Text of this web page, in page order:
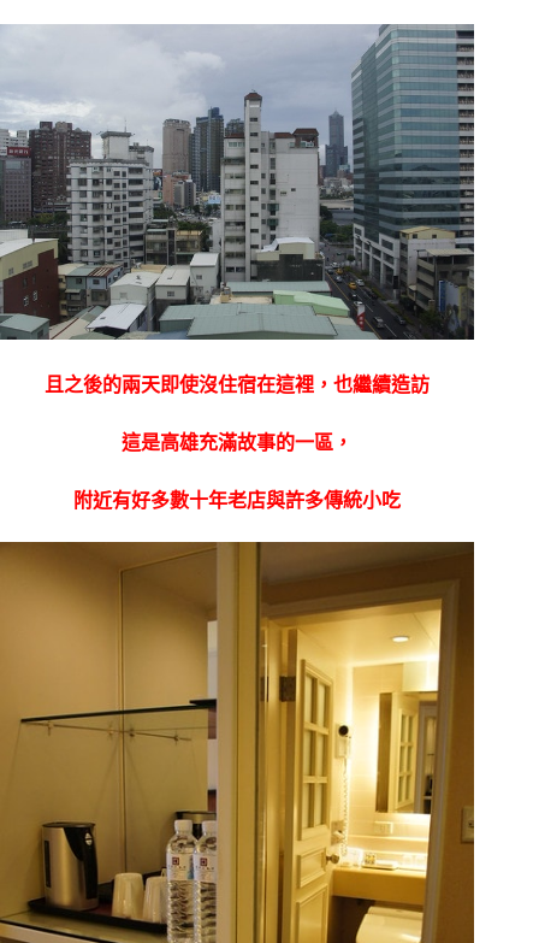
且之後的兩天即使沒住宿在這裡，也繼續造訪
這是高雄充滿故事的一區，
附近有好多數十年老店與許多傳統小吃